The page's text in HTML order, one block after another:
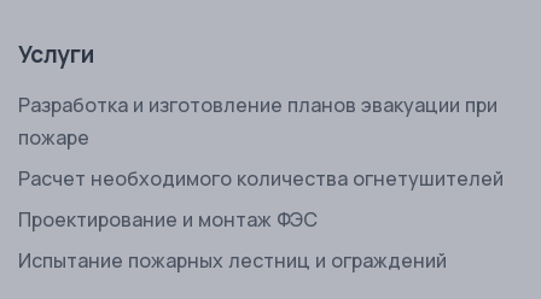
Услуги
Разработка и изготовление планов эвакуации при
пожаре
Расчет необходимого количества огнетушителей
Проектирование и монтаж ФЭС
Испытание пожарных лестниц и ограждений